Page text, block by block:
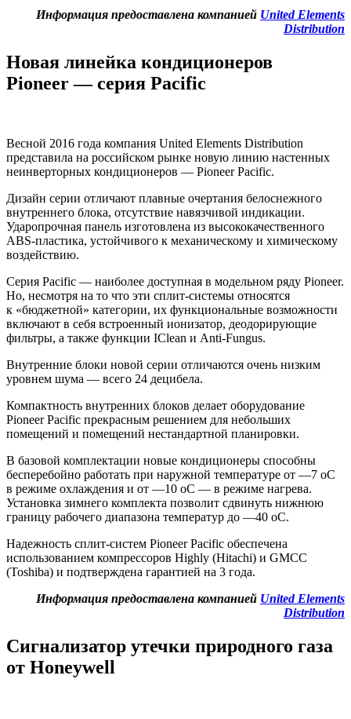
Информация предоставлена компанией United Elements
Distribution
Новая линейка кондиционеров
Pioneer — серия Pacific
Весной 2016 года компания United Elements Distribution
представила на российском рынке новую линию настенных
неинверторных кондиционеров — Pioneer Pacific.
Дизайн серии отличают плавные очертания белоснежного
внутреннего блока, отсутствие навязчивой индикации.
Ударопрочная панель изготовлена из высококачественного
ABS-пластика, устойчивого к механическому и химическому
воздействию.
Серия Pacific — наиболее доступная в модельном ряду Pioneer.
Но, несмотря на то что эти сплит-системы относятся
к «бюджетной» категории, их функциональные возможности
включают в себя встроенный ионизатор, деодорирующие
фильтры, а также функции IClean и Anti-Fungus.
Внутренние блоки новой серии отличаются очень низким
уровнем шума — всего 24 децибела.
Компактность внутренних блоков делает оборудование
Pioneer Pacific прекрасным решением для небольших
помещений и помещений нестандартной планировки.
В базовой комплектации новые кондиционеры способны
бесперебойно работать при наружной температуре от —7 оС
в режиме охлаждения и от —10 оС — в режиме нагрева.
Установка зимнего комплекта позволит сдвинуть нижнюю
границу рабочего диапазона температур до —40 оС.
Надежность сплит-систем Pioneer Pacific обеспечена
использованием компрессоров Highly (Hitachi) и GMCC
(Toshiba) и подтверждена гарантией на 3 года.
Информация предоставлена компанией United Elements
Distribution
Сигнализатор утечки природного газа
от Honeywell